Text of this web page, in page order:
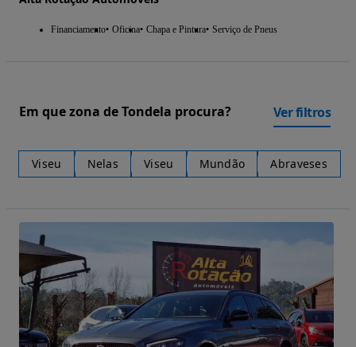
Financiamento Oficina Chapa e Pintura Serviço de Pneus
Em que zona de Tondela procura? Ver filtros
Viseu Nelas Viseu Mundão Abraveses